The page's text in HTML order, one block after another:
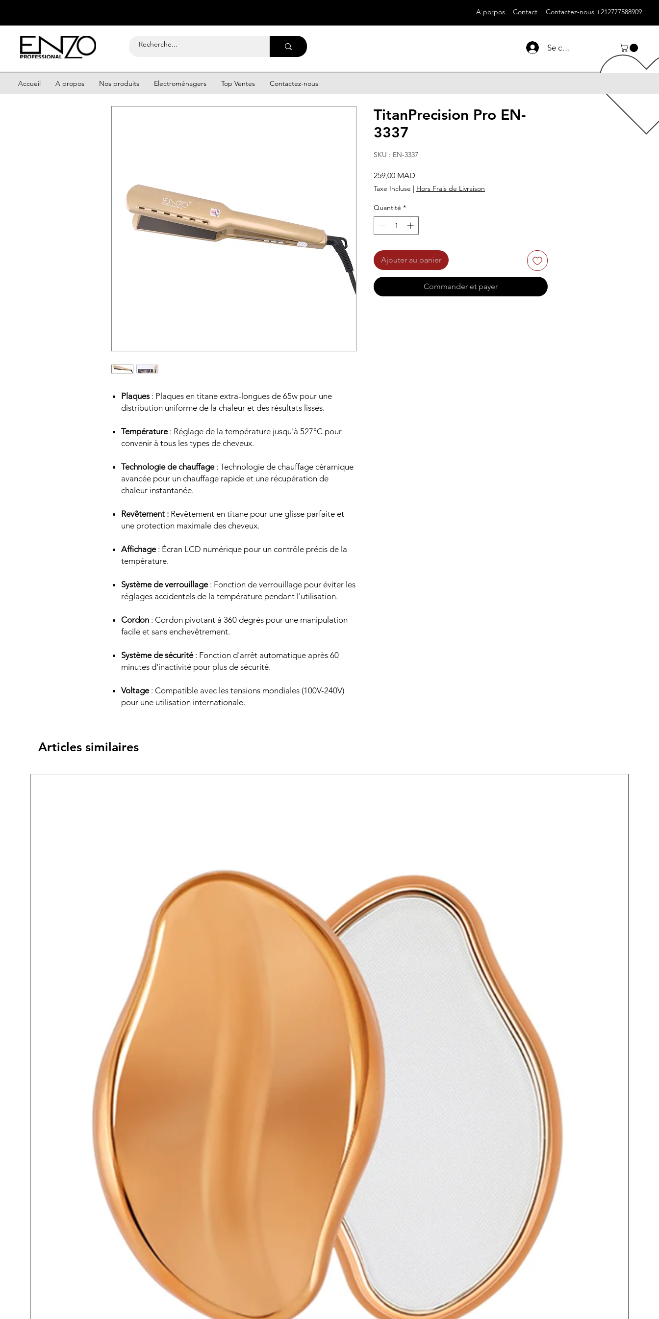
A porpos Contact Contactez-nous +212777588909
Se connecter
Accueil A propos Nos produits Electroménagers Top Ventes Contactez-nous
Plaques: Plaques en titane extra-longues de 65w pour une
distribution uniforme de la chaleur et des résultats lisses.
Température: Réglage de la température jusqu'à 527°C pour
convenir à tous les types de cheveux.
Technologie de chauffage: Technologie de chauffage céramique
avancée pour un chauffage rapide et une récupération de
chaleur instantanée.
Revêtement : Revêtement en titane pour une glisse parfaite et
une protection maximale des cheveux.
Affichage : Écran LCD numérique pour un contrôle précis de la
température.
Système de verrouillage : Fonction de verrouillage pour éviter les
réglages accidentels de la température pendant l'utilisation.
Cordon : Cordon pivotant à 360 degrés pour une manipulation
facile et sans enchevêtrement.
Système de sécurité: Fonction d'arrêt automatique après 60
minutes d'inactivité pour plus de sécurité.
Voltage : Compatible avec les tensions mondiales (100V-240V)
pour une utilisation internationale.
TitanPrecision Pro EN-
3337
SKU : EN-3337
259,00 MAD
Taxe Incluse | Hors Frais de Livraison
Quantité *
Ajouter au panier
Commander et payer
Articles similaires